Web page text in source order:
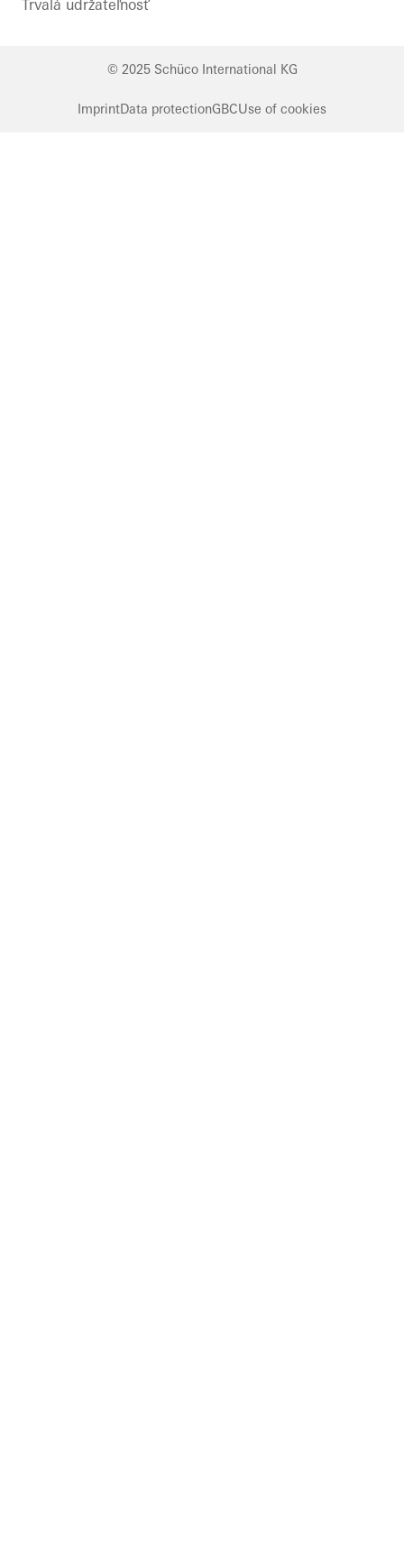
Trvalá udržateľnosť
© 2025 Schüco International KG
ImprintData protectionGBCUse of cookies